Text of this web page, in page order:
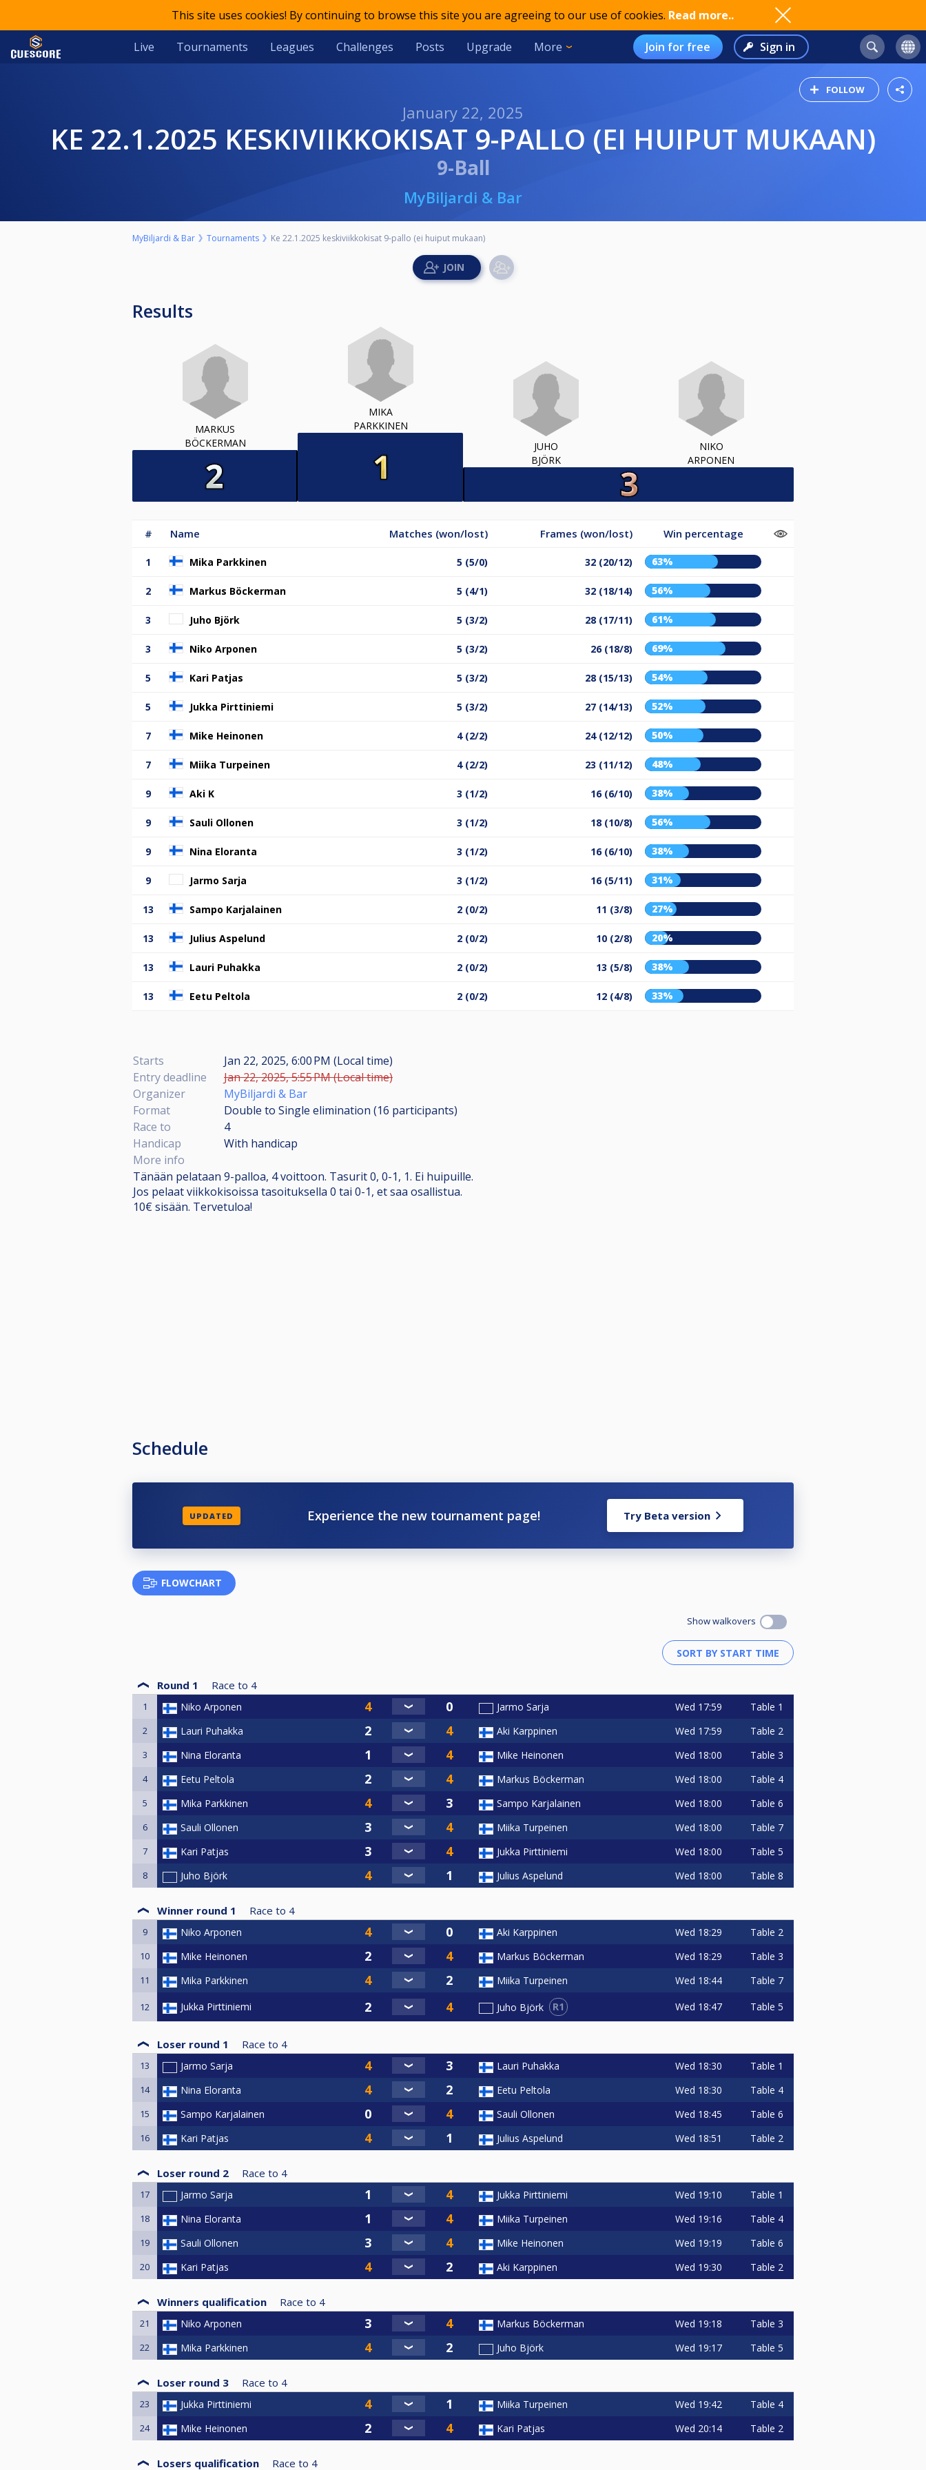
This site uses cookies! By continuing to browse this site you are agreeing to our use of cookies. Read more..
Live Tournaments Leagues Challenges Posts Upgrade More Join for free Sign in
FOLLOW
January 22, 2025
KE 22.1.2025 KESKIVIIKKOKISAT 9-PALLO (EI HUIPUT MUKAAN)
9-Ball
MyBiljardi & Bar
MyBiljardi & Bar Tournaments Ke 22.1.2025 keskiviikkokisat 9-pallo (ei huiput mukaan)
Results
MARKUS
BÖCKERMAN
MIKA
PARKKINEN
JUHO
BJÖRK
NIKO
ARPONEN
# Name Matches (won/lost) Frames (won/lost) Win percentage
1 Mika Parkkinen 5 (5/0) 32 (20/12) 63%
2 Markus Böckerman 5 (4/1) 32 (18/14) 56%
3 Juho Björk 5 (3/2) 28 (17/11) 61%
3 Niko Arponen 5 (3/2) 26 (18/8) 69%
5 Kari Patjas 5 (3/2) 28 (15/13) 54%
5 Jukka Pirttiniemi 5 (3/2) 27 (14/13) 52%
7 Mike Heinonen 4 (2/2) 24 (12/12) 50%
7 Miika Turpeinen 4 (2/2) 23 (11/12) 48%
9 Aki K 3 (1/2) 16 (6/10) 38%
9 Sauli Ollonen 3 (1/2) 18 (10/8) 56%
9 Nina Eloranta 3 (1/2) 16 (6/10) 38%
9 Jarmo Sarja 3 (1/2) 16 (5/11) 31%
13 Sampo Karjalainen 2 (0/2) 11 (3/8) 27%
13 Julius Aspelund 2 (0/2) 10 (2/8) 20%
13 Lauri Puhakka 2 (0/2) 13 (5/8) 38%
13 Eetu Peltola 2 (0/2) 12 (4/8) 33%
Starts
Jan 22, 2025, 6:00 PM (Local time)
Entry deadline
Jan 22, 2025, 5:55 PM (Local time)
Organizer
MyBiljardi & Bar
Format
Double to Single elimination (16 participants)
Race to
4
Handicap
With handicap
More info
Tänään pelataan 9-palloa, 4 voittoon. Tasurit 0, 0-1, 1. Ei huipuille.
Jos pelaat viikkokisoissa tasoituksella 0 tai 0-1, et saa osallistua.
10€ sisään. Tervetuloa!
Schedule
UPDATED Experience the new tournament page! Try Beta version
FLOWCHART
Show walkovers
Round 1 Race to 4
1 Niko Arponen Jarmo Sarja Wed 17:59 Table 1
2 Lauri Puhakka Aki Karppinen Wed 17:59 Table 2
3 Nina Eloranta Mike Heinonen Wed 18:00 Table 3
4 Eetu Peltola Markus Böckerman Wed 18:00 Table 4
5 Mika Parkkinen Sampo Karjalainen Wed 18:00 Table 6
6 Sauli Ollonen Miika Turpeinen Wed 18:00 Table 7
7 Kari Patjas Jukka Pirttiniemi Wed 18:00 Table 5
8 Juho Björk Julius Aspelund Wed 18:00 Table 8
Winner round 1 Race to 4
9 Niko Arponen Aki Karppinen Wed 18:29 Table 2
10 Mike Heinonen Markus Böckerman Wed 18:29 Table 3
11 Mika Parkkinen Miika Turpeinen Wed 18:44 Table 7
12 Jukka Pirttiniemi Juho Björk R1 Wed 18:47 Table 5
Loser round 1 Race to 4
13 Jarmo Sarja Lauri Puhakka Wed 18:30 Table 1
14 Nina Eloranta Eetu Peltola Wed 18:30 Table 4
15 Sampo Karjalainen Sauli Ollonen Wed 18:45 Table 6
16 Kari Patjas Julius Aspelund Wed 18:51 Table 2
Loser round 2 Race to 4
17 Jarmo Sarja Jukka Pirttiniemi Wed 19:10 Table 1
18 Nina Eloranta Miika Turpeinen Wed 19:16 Table 4
19 Sauli Ollonen Mike Heinonen Wed 19:19 Table 6
20 Kari Patjas Aki Karppinen Wed 19:30 Table 2
Winners qualification Race to 4
21 Niko Arponen Markus Böckerman Wed 19:18 Table 3
22 Mika Parkkinen Juho Björk Wed 19:17 Table 5
Loser round 3 Race to 4
23 Jukka Pirttiniemi Miika Turpeinen Wed 19:42 Table 4
24 Mike Heinonen Kari Patjas Wed 20:14 Table 2
Losers qualification Race to 4